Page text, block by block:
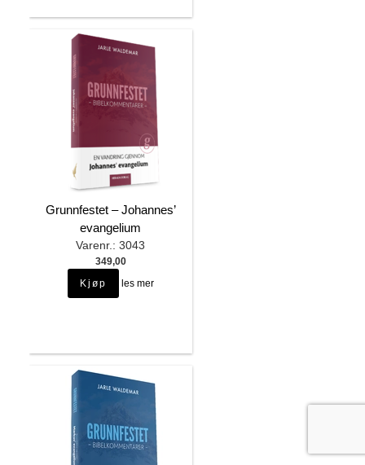
Grunnfestet – Johannes’
evangelium
Varenr.: 3043
349,00
les mer